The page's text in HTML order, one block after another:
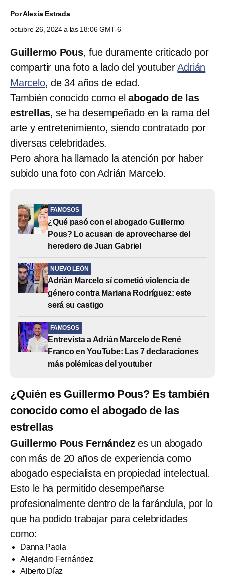
PorAlexia Estrada
octubre 26, 2024 a las 18:06 GMT-6
Guillermo Pous, fue duramente criticado por
compartir una foto a lado del youtuberAdrián
Marcelo, de 34 años de edad.
También conocido como elabogado de las
estrellas, se ha desempeñado en la rama del
arte y entretenimiento, siendo contratado por
diversas celebridades.
Pero ahora ha llamado la atención por haber
subido una foto con Adrián Marcelo.
FAMOSOS
¿Qué pasó con el abogado Guillermo
Pous? Lo acusan de aprovecharse del
heredero de Juan Gabriel
NUEVO LEÓN
Adrián Marcelo sí cometió violencia de
género contra Mariana Rodríguez: este
será su castigo
FAMOSOS
Entrevista a Adrián Marcelo de René
Franco en YouTube: Las 7 declaraciones
más polémicas del youtuber
¿Quién es Guillermo Pous? Es también
conocido como el abogado de las
estrellas
Guillermo Pous Fernándezes un abogado
con más de 20 años de experiencia como
abogado especialista en propiedad intelectual.
Esto le ha permitido desempeñarse
profesionalmente dentro de la farándula, por lo
que ha podido trabajar para celebridades
como:
Danna Paola
Alejandro Fernández
Alberto Díaz